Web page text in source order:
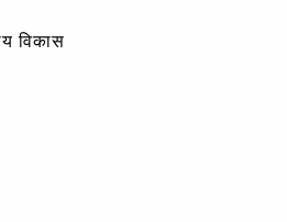
विकास